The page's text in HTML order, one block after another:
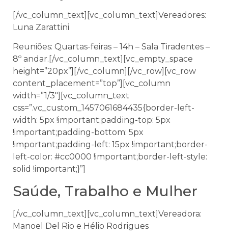
[/vc_column_text][vc_column_text]Vereadores:
Luna Zarattini
Reuniões: Quartas-feiras – 14h – Sala Tiradentes –
8º andar.[/vc_column_text][vc_empty_space
height=”20px”][/vc_column][/vc_row][vc_row
content_placement=”top”][vc_column
width=”1/3″][vc_column_text
css=”.vc_custom_1457061684435{border-left-
width: 5px !important;padding-top: 5px
!important;padding-bottom: 5px
!important;padding-left: 15px !important;border-
left-color: #cc0000 !important;border-left-style:
solid !important;}”]
Saúde, Trabalho e Mulher
[/vc_column_text][vc_column_text]Vereadora:
Manoel Del Rio e Hélio Rodrigues